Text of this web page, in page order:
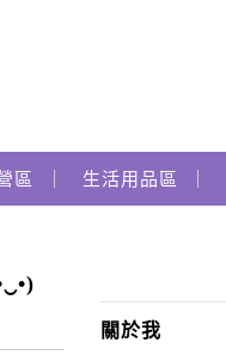
區 生活用品區
關於我